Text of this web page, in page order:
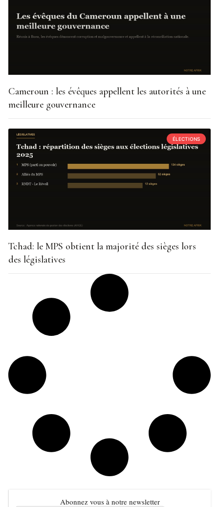
Cameroun : les évêques appellent les autorités à une
meilleure gouvernance
ÉLECTIONS
Tchad: le MPS obtient la majorité des sièges lors
des législatives
Abonnez vous à notre newsletter